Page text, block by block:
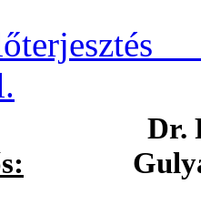
Dr.
Gulyásné